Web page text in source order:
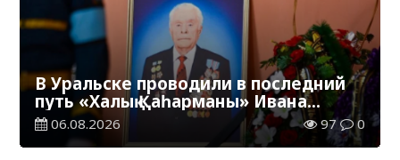
В Уральске проводили в последний
путь «Халық Қаһарманы» Ивана
Степановича Гапича
06.08.2026 97 0